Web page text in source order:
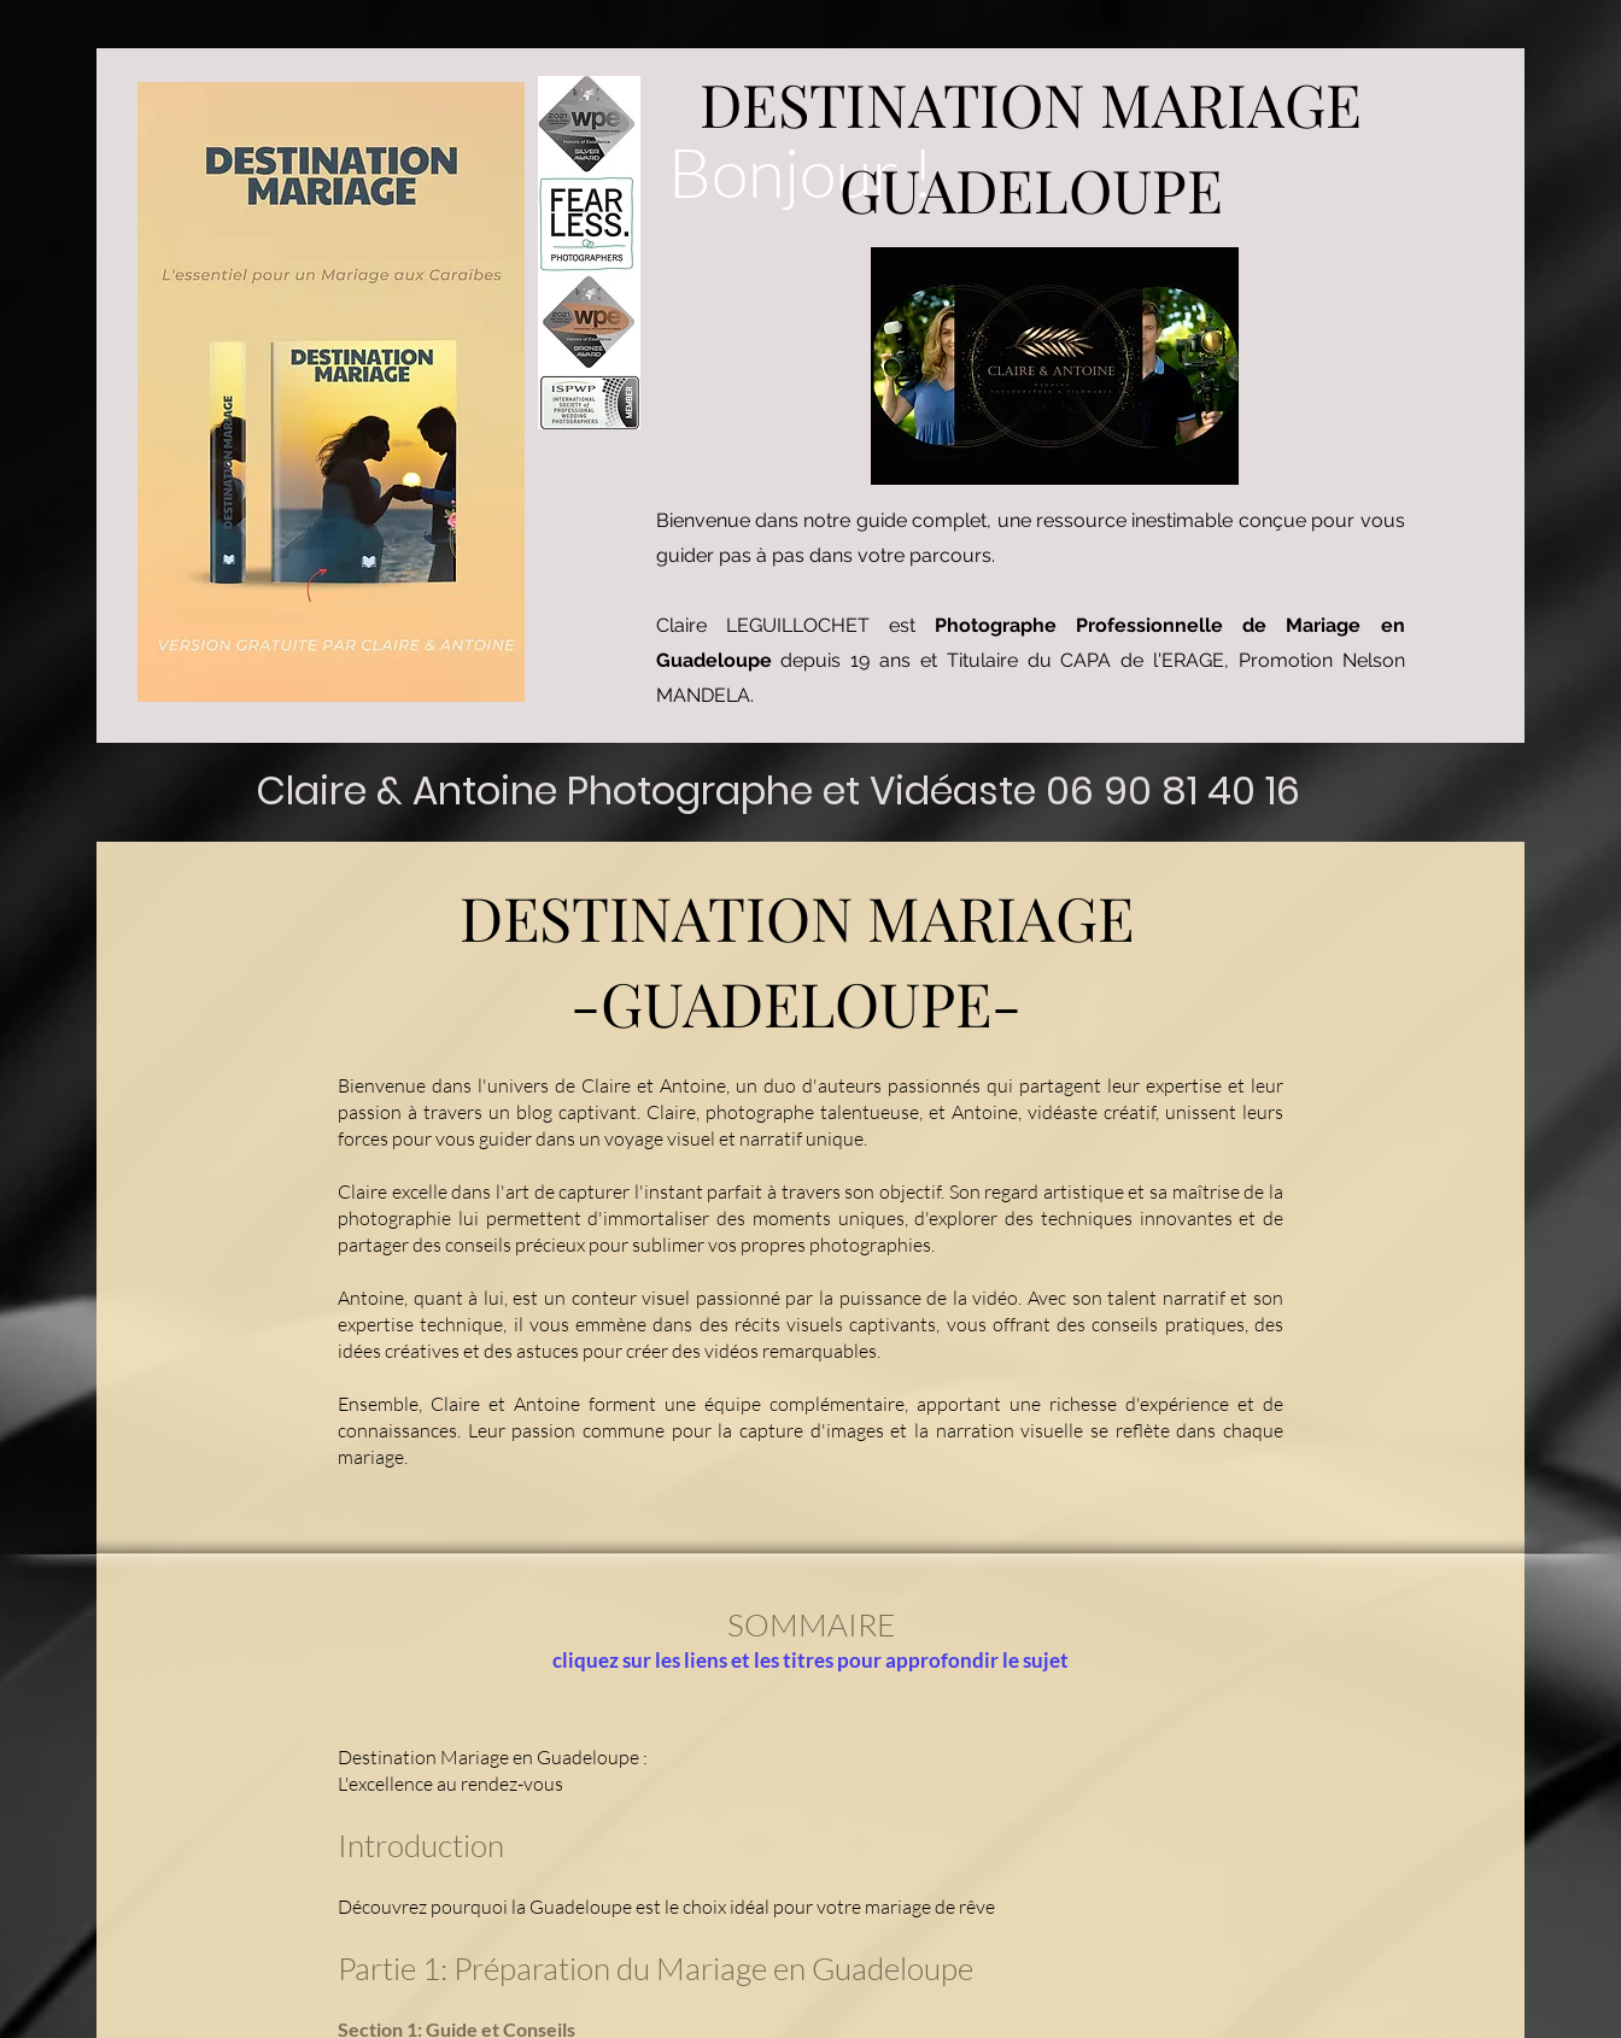
Bonjour !
DESTINATION MARIAGE
GUADELOUPE
Bienvenue dans notre guide complet, une ressource inestimable conçue pour vous
guider pas à pas dans votre parcours.
Claire LEGUILLOCHET est Photographe Professionnelle de Mariage en
Guadeloupedepuis 19 ans et Titulaire du CAPA de l'ERAGE, Promotion Nelson
MANDELA.
Claire & Antoine Photographe et Vidéaste 06 90 81 40 16
DESTINATION MARIAGE
-GUADELOUPE-
Bienvenue dans l'univers de Claire et Antoine, un duo d'auteurs passionnés qui partagent leur expertise et leur
passion à travers un blog captivant. Claire, photographe talentueuse, et Antoine, vidéaste créatif, unissent leurs
forces pour vous guider dans un voyage visuel et narratif unique.
Claire excelle dans l'art de capturer l'instant parfait à travers son objectif. Son regard artistique et sa maîtrise de la
photographie lui permettent d'immortaliser des moments uniques, d'explorer des techniques innovantes et de
partager des conseils précieux pour sublimer vos propres photographies.
Antoine, quant à lui, est un conteur visuel passionné par la puissance de la vidéo. Avec son talent narratif et son
expertise technique, il vous emmène dans des récits visuels captivants, vous offrant des conseils pratiques, des
idées créatives et des astuces pour créer des vidéos remarquables.
Ensemble, Claire et Antoine forment une équipe complémentaire, apportant une richesse d'expérience et de
connaissances. Leur passion commune pour la capture d'images et la narration visuelle se reflète dans chaque
mariage.
SOMMAIRE
cliquez sur les lienset les titrespour approfondir lesujet
Destination Mariage en Guadeloupe :
L'excellence au rendez-vous
Introduction
Découvrez pourquoi la Guadeloupe est le choix idéal pour votre mariage de rêve
Partie 1: Préparation du Mariage en Guadeloupe
Section 1: Guide et Conseils